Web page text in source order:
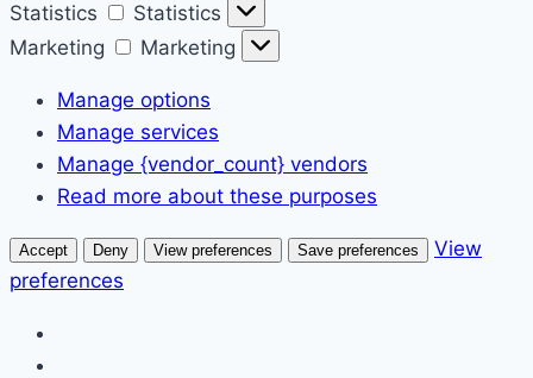
Statistics
Statistics
Marketing
Marketing
Manage options
Manage services
Manage {vendor_count} vendors
Read more about these purposes
Accept Deny View preferences Save preferences
View
preferences